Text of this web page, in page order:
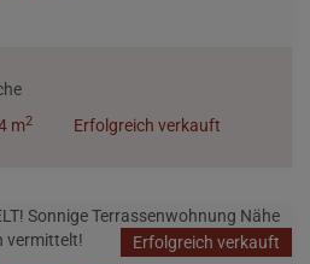
m2 Erfolgreich verkauft
Erfolgreich verkauft